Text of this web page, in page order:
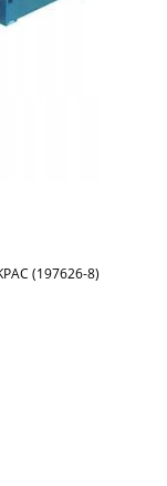
(197626-8)